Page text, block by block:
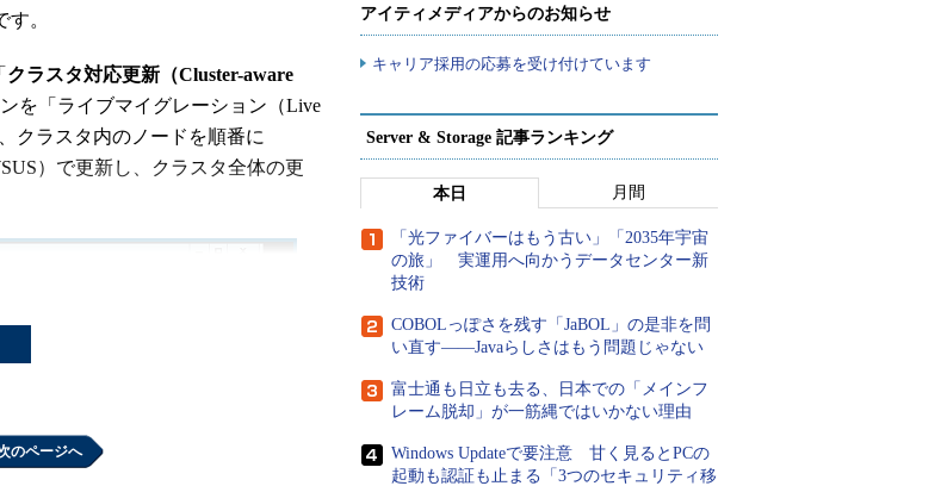
。
クラスタ対応更新（Cluster-aware
を「ライブマイグレーション（Live
クラスタ内のノードを順番に
）で更新し、クラスタ全体の更
のページへ
アイティメディアからのお知らせ
キャリア採用の応募を受け付けています
Server & Storage 記事ランキング
本日 月間
「光ファイバーはもう古い」「2035年宇宙
の旅」 実運用へ向かうデータセンター新
技術
COBOLっぽさを残す「JaBOL」の是非を問
い直す――Javaらしさはもう問題じゃない
富士通も日立も去る、日本での「メインフ
レーム脱却」が一筋縄ではいかない理由
Windows Updateで要注意 甘く見るとPCの
起動も認証も止まる「3つのセキュリティ移